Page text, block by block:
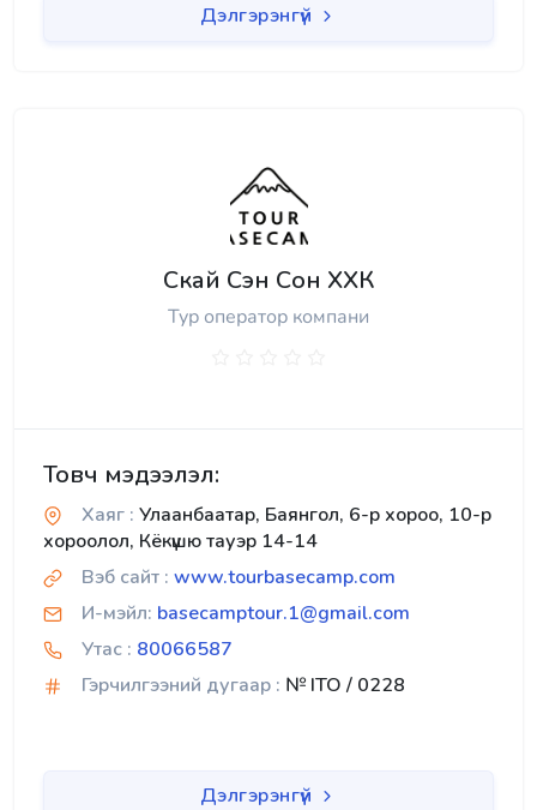
Дэлгэрэнгүй
Скай Сэн Сон ХХК
Тур оператор компани
Товч мэдээлэл:
Хаяг : Улаанбаатар, Баянгол, 6-р хороо, 10-р
хороолол, Кёкүшю тауэр 14-14
Вэб сайт : www.tourbasecamp.com
И-мэйл: basecamptour.1@gmail.com
Утас : 80066587
Гэрчилгээний дугаар : № ITO / 0228
Дэлгэрэнгүй